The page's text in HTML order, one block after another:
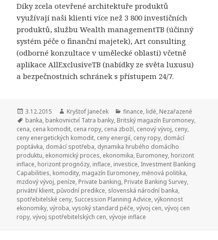
Díky zcela otevřené architektuře produktů
využívají naši klienti více než 3 800 investičních
produktů, službu Wealth managementTB (účinný
systém péče o finanční majetek), Art consulting
(odborné konzultace v umělecké oblasti) včetně
aplikace AllExclusiveTB (nabídky ze světa luxusu)
a bezpečnostních schránek s přístupem 24/7.
Publikováno:
3.12.2015 Autor:
Kryštof Janeček Rubriky:
finance, lidé, Nezařazené
Štítky:
banka, bankovnictví Tatra banky, Britský magazín Euromoney,
cena, cena komodit, cena ropy, cena zboží, cenový vývoj, ceny,
ceny energetických komodit, ceny energií, ceny ropy, domácí
poptávka, domácí spotřeba, dynamika hrubého domácího
produktu, ekonomický proces, ekonomika, Euromoney, horizont
inflace, horizont prognózy, inflace, investice, Investment Banking
Capabilities, komodity, magazín Euromoney, měnová politika,
mzdový vývoj, peníze, Private banking, Private Banking Survey,
privátní klient, původní predikce, slovenská národní banka,
spotřebitelské ceny, Succession Planning Advice,výkonnost
ekonomiky,výroba,vysoký standard péče,vývoj cen,vývoj cen
ropy,vývoj spotřebitelských cen,vývoje inflace